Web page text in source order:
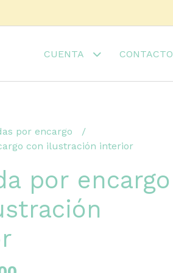
CUENTA CONTACTO
por encargo
con ilustración interior
por encargo